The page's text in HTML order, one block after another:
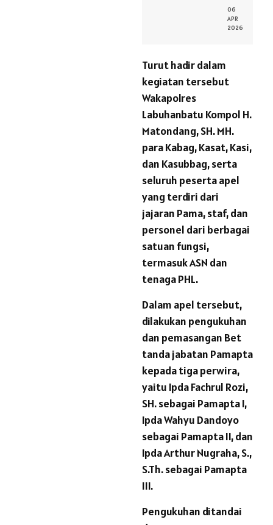
06
APR
2026
Turut hadir dalam
kegiatan tersebut
Wakapolres
Labuhanbatu Kompol H.
Matondang, SH. MH.
para Kabag, Kasat, Kasi,
dan Kasubbag, serta
seluruh peserta apel
yang terdiri dari
jajaran Pama, staf, dan
personel dari berbagai
satuan fungsi,
termasuk ASN dan
tenaga PHL.
Dalam apel tersebut,
dilakukan pengukuhan
dan pemasangan Bet
tanda jabatan Pamapta
kepada tiga perwira,
yaitu Ipda Fachrul Rozi,
SH. sebagai Pamapta I,
Ipda Wahyu Dandoyo
sebagai Pamapta II, dan
Ipda Arthur Nugraha, S.,
S.Th. sebagai Pamapta
III.
Pengukuhan ditandai